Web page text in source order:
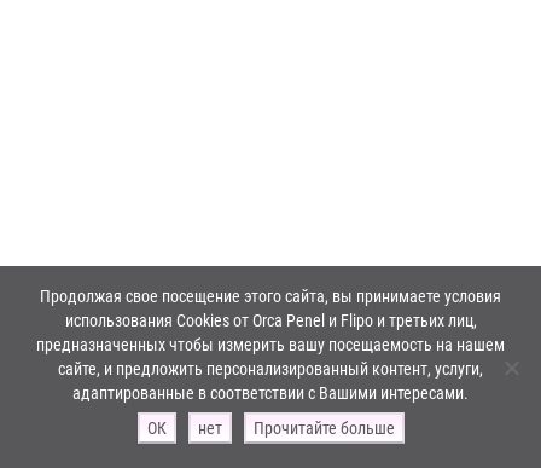
Продолжая свое посещение этого сайта, вы принимаете условия
использования Cookies от Orca Penel и Flipo и третьих лиц,
предназначенных чтобы измерить вашу посещаемость на нашем
сайте, и предложить персонализированный контент, услуги,
адаптированные в соответствии с Вашими интересами.
ОК
нет Прочитайте больше